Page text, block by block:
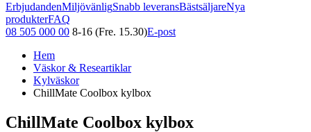
ErbjudandenMiljövänligSnabb leveransBästsäljareNya
produkterFAQ
08 505 000 00 8-16 (Fre. 15.30)E-post
Hem
Väskor & Researtiklar
Kylväskor
ChillMate Coolbox kylbox
ChillMate Coolbox kylbox